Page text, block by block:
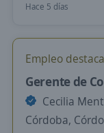
Hace 5 días
Empleo
Gerente de
Cecilia
Córdoba,